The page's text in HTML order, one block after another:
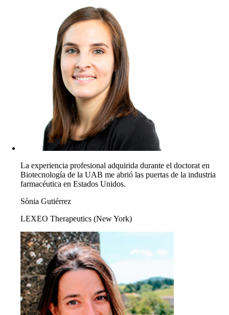
La experiencia profesional adquirida durante el doctorat en
Biotecnología de la UAB me abrió las puertas de la industria
farmacéutica en Estados Unidos.
Sònia Gutiérrez
LEXEO Therapeutics (New York)